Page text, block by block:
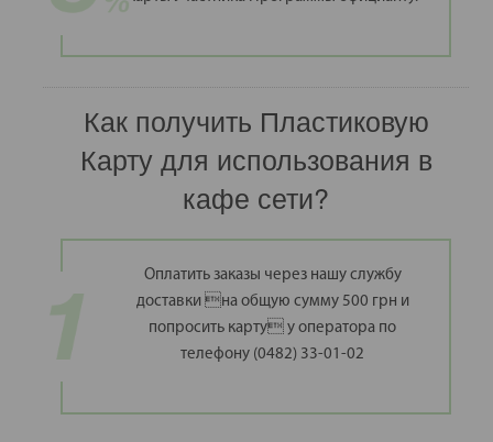
Как получить Пластиковую
Карту для использования в
кафе сети?
Оплатить заказы через нашу службу
доставки на общую сумму 500 грн и
попросить карту у оператора по
телефону (0482) 33-01-02